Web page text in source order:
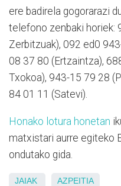
ere badirela gogorarazi
telefono zenbaki horiek:
Zerbitzuak), 092 ed0
08 37 80 (Ertzaintza),
Txokoa), 943-15 79 28
84 01 11 (Satevi).
Honako lotura honetan
matxistari aurre egiteko
ondutako gida.
JAIAK AZPEITIA